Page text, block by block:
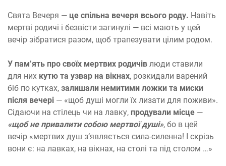
Свята Вечеря — це спільна вечеря всього роду. Навіть
мертві родичі і безвісти загинулі — всі мають у цей
вечір зібратися разом, щоб трапезувати цілим родом.
У пам’ять про своїх мертвих родичів люди ставили
для них кутю та узвар на вікнах, розкидали варений
біб по кутках, залишали немитими ложки та миски
після вечері — «щоб душі могли їх лизати для поживи».
Сідаючи на стілець чи на лавку, продували місце —
«щоб не привалити собою мертвої душі», бо в цей
вечір «мертвих душ з’являється сила-силенна! І скрізь
вони є: на лавках, на вікнах, на столі та під столом …»